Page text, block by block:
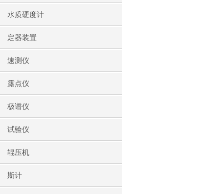
水质硬度计
定器装置
速测仪
露点仪
极谱仪
试验仪
辊压机
斯计